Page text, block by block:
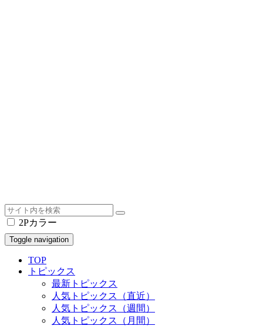
2Pカラー
Toggle navigation
TOP
トピックス
最新トピックス
人気トピックス（直近）
人気トピックス（週間）
人気トピックス（月間）